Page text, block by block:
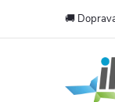
🚚